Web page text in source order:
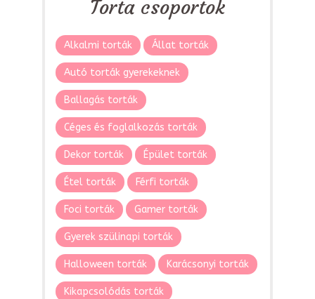
Torta csoportok
Alkalmi torták Állat torták
Autó torták gyerekeknek
Ballagás torták
Céges és foglalkozás torták
Dekor torták Épület torták
Étel torták Férfi torták
Foci torták Gamer torták
Gyerek szülinapi torták
Halloween torták Karácsonyi torták
Kikapcsolódás torták